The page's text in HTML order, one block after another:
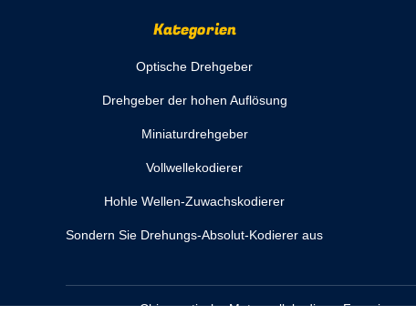
Kategorien
Optische Drehgeber
Drehgeber der hohen Auflösung
Miniaturdrehgeber
Vollwellekodierer
Hohle Wellen-Zuwachskodierer
Sondern Sie Drehungs-Absolut-Kodierer aus
China optische Motorwellekodierer